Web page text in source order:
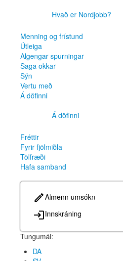
Hvað er Nordjobb?
Menning og frístund
Útleiga
Algengar spurningar
Saga okkar
Sýn
Vertu með
Á döfinni
Á döfinni
Fréttir
Fyrir fjölmiðla
Tölfræði
Hafa samband
Almenn umsókn
Innskráning
Tungumál:
DA